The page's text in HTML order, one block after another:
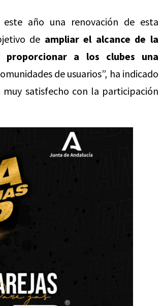
año una renovación de esta
de ampliar el alcance de la
proporcionar a los clubes una
de usuarios”, ha indicado
muy satisfecho con la participación